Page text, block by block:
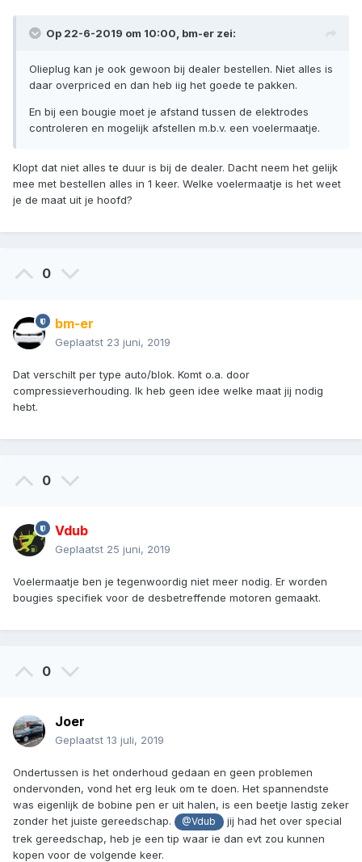
Op 22-6-2019 om 10:00, bm-er zei:
Olieplug kan je ook gewoon bij dealer bestellen. Niet alles is
daar overpriced en dan heb iig het goede te pakken.
En bij een bougie moet je afstand tussen de elektrodes
controleren en mogelijk afstellen m.b.v. een voelermaatje.
Klopt dat niet alles te duur is bij de dealer. Dacht neem het gelijk
mee met bestellen alles in 1 keer. Welke voelermaatje is het weet
je de maat uit je hoofd?
0
bm-er
Geplaatst 23 juni, 2019
Dat verschilt per type auto/blok. Komt o.a. door
compressieverhouding. Ik heb geen idee welke maat jij nodig
hebt.
0
Vdub
Geplaatst 25 juni, 2019
Voelermaatje ben je tegenwoordig niet meer nodig. Er worden
bougies specifiek voor de desbetreffende motoren gemaakt.
0
Joer
Geplaatst 13 juli, 2019
Ondertussen is het onderhoud gedaan en geen problemen
ondervonden, vond het erg leuk om te doen. Het spannendste
was eigenlijk de bobine pen er uit halen, is een beetje lastig zeker
zonder het juiste gereedschap.
@Vdub
jij had het over special
trek gereedschap, heb je een tip waar ie dan evt zou kunnen
kopen voor de volgende keer.